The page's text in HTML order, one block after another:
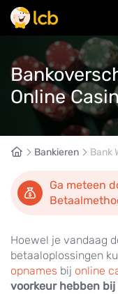
Online
Bankieren Bank
Ga meteen
Hoewel je vandaag
betaaloplossingen
opnames bij online
voorkeur hebben bij